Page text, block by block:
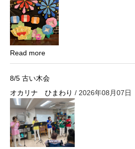
Read more
8/5 古い木会
オカリナ ひまわり / 2026年08月07日